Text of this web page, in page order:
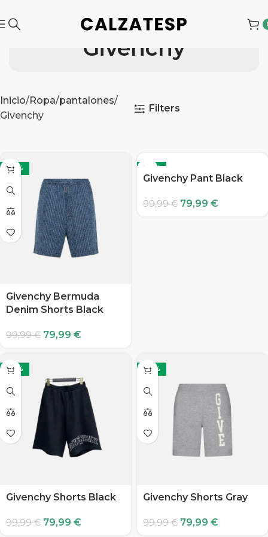
Givenchy
Inicio Ropa pantalones
Givenchy
Filters
-20%
Givenchy Bermuda
Denim Shorts Black
99,99€ 79,99 €
-20%
Givenchy Pant Black
99,99€ 79,99 €
-20%
Givenchy Shorts Black
99,99€ 79,99 €
-20%
Givenchy Shorts Gray
99,99€ 79,99 €